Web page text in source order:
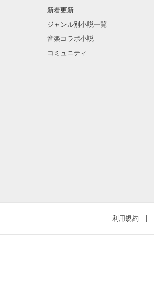
新着更新
ジャンル別小説一覧
音楽コラボ小説
コミュニティ
利用規約